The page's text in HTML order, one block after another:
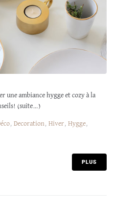
une ambiance hygge et cozy à la
(suite…)
, Decoration, Hiver, Hygge,
PLUS